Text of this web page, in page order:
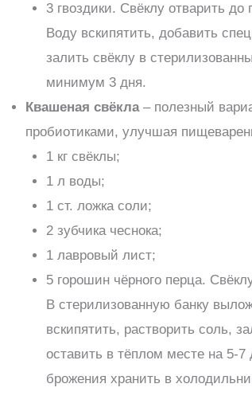
3 гвоздики. Свёклу отварить до
Воду вскипятить, добавить
залить свёклу в
минимум 3 дня.
Квашеная свёкла– полезный
пробиотиками, улучшая
1 кг свёклы;
1 л воды;
1 ст. ложка соли;
2 зубчика чеснока;
1 лавровый лист;
5 горошин чёрного перца.
В стерилизованную банку
вскипятить, растворить соль,
оставить в тёплом месте на 5-
брожения хранить в